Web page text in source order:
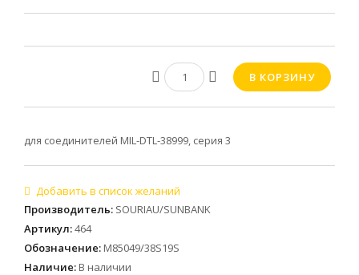
для соединителей MIL-DTL-38999, серия 3
Производитель: SOURIAU/SUNBANK
Артикул:464
Обозначение: M85049/38S19S
Наличие: В наличии